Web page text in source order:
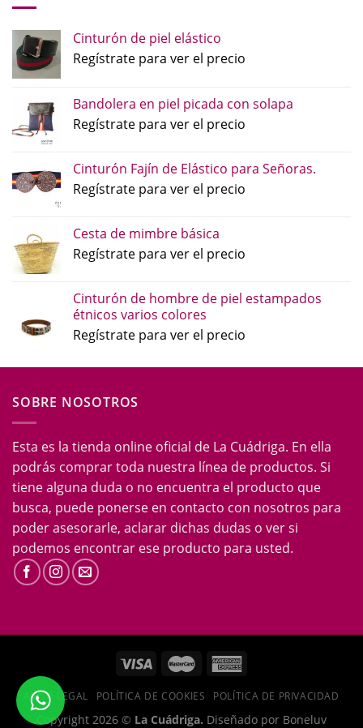
Cinturón de piel elástico
Regístrate para ver el precio
Bandolera en piel picada con solapa
Regístrate para ver el precio
Cinturón Fajín de Elástico para Señoras.
Regístrate para ver el precio
Cesta de mimbre básica
Regístrate para ver el precio
Cinturón de hombre de piel estampados
étnicos varios colores
Regístrate para ver el precio
SOBRE NOSOTROS
Esta es la tienda online oficial de La Cuádriga. En ella
podrás comprar toda nuestra línea de productos. Si
tiene alguna duda o no encuentra el producto que
busca, puede ponerse en contacto con nosotros para
poder asesorarle, aclarar dichas dudas o ver si
podemos encontrar ese producto para usted.
AVISO LEGAL POLÍTICA DE COOKIES POLÍTICA DE PRIVACIDAD
Copyright 2026 © La Cuádriga. Diseñado por Boneluv